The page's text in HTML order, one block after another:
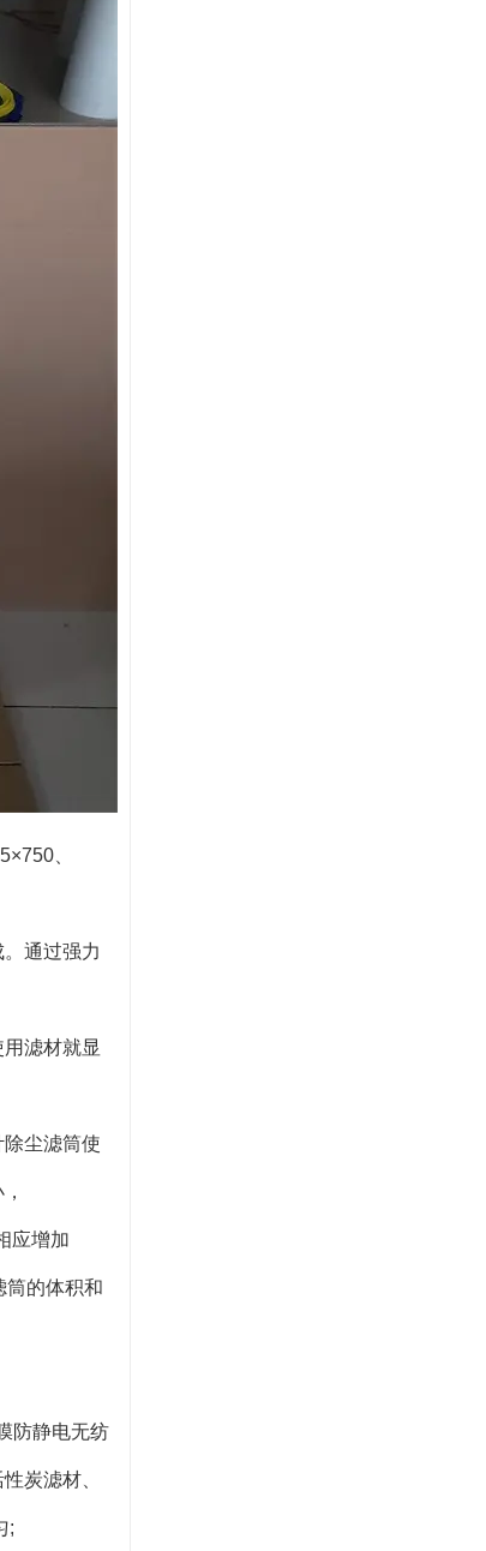
、
通过强力
滤材就显
尘滤筒使
应增加
筒的体积和
防静电无纺
炭滤材、
;